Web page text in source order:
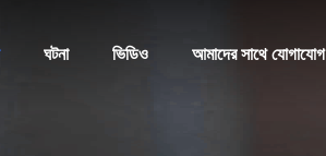
ঘটনা ভিডিও আমাদের সাথে যোগাযোগ